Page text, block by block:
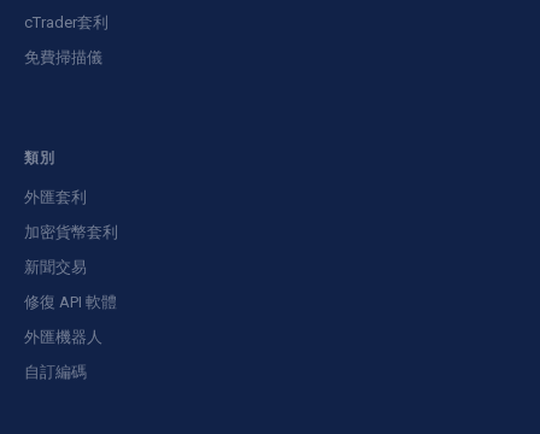
cTrader套利
免費掃描儀
類別
外匯套利
加密貨幣套利
新聞交易
修復 API 軟體
外匯機器人
自訂編碼